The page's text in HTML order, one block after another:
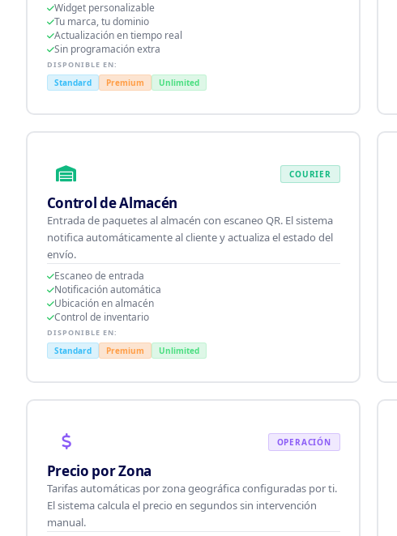
Widget personalizable
Tu marca, tu dominio
Actualización en tiempo real
Sin programación extra
DISPONIBLE EN:
Standard Premium Unlimited
COURIER
Control de Almacén
Entrada de paquetes al almacén con escaneo QR. El sistema
notifica automáticamente al cliente y actualiza el estado del
envío.
Escaneo de entrada
Notificación automática
Ubicación en almacén
Control de inventario
DISPONIBLE EN:
Standard Premium Unlimited
OPERACIÓN
Precio por Zona
Tarifas automáticas por zona geográfica configuradas por ti.
El sistema calcula el precio en segundos sin intervención
manual.